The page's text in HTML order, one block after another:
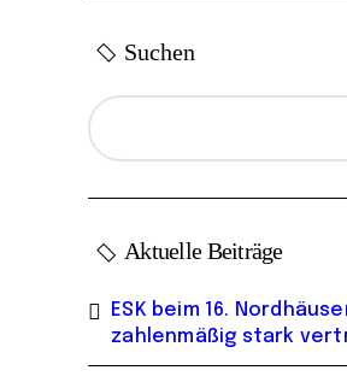
Suchen
Aktuelle Beiträge
ESK beim 16.
zahlenmäßig stark